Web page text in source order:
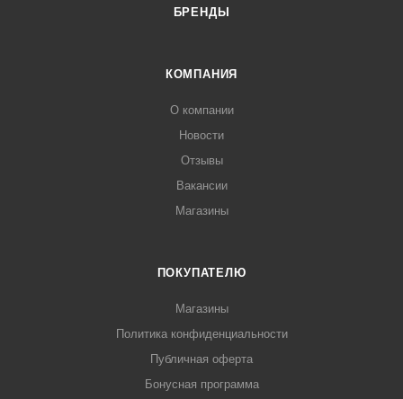
БРЕНДЫ
КОМПАНИЯ
О компании
Новости
Отзывы
Вакансии
Магазины
ПОКУПАТЕЛЮ
Магазины
Политика конфиденциальности
Публичная оферта
Бонусная программа